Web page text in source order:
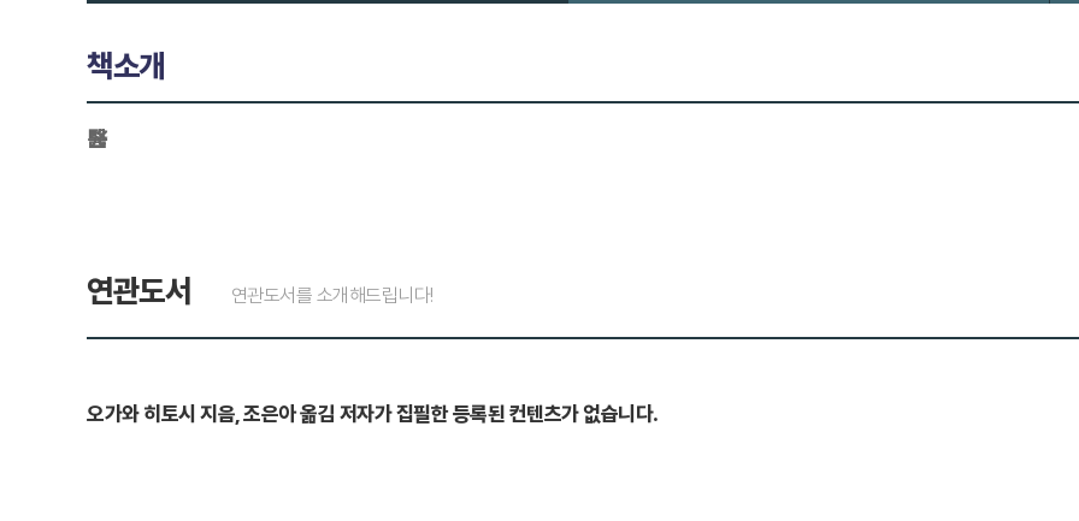
책소개
醫
연관도서 연관도서를 소개해드립니다!
오가와 히토시 지음, 조은아 옮김 저자가 집필한 등록된 컨텐츠가 없습니다.